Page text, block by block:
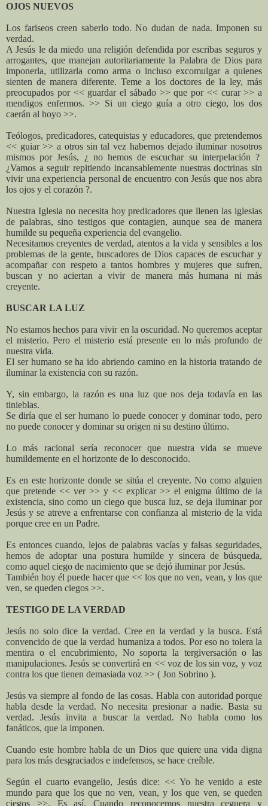
OJOS NUEVOS
Los fariseos creen saberlo todo. No dudan de nada. Imponen su
verdad.
A Jesús le da miedo una religión defendida por escribas seguros y
arrogantes, que manejan autoritariamente la Palabra de Dios para
imponerla, utilizarla como arma o incluso excomulgar a quienes
sienten de manera diferente. Teme a los doctores de la ley, más
preocupados por << guardar el sábado >> que por << curar >> a
mendigos enfermos. >> Si un ciego guía a otro ciego, los dos
caerán al hoyo >>.
Teólogos, predicadores, catequistas y educadores, que pretendemos
<< guiar >> a otros sin tal vez habernos dejado iluminar nosotros
mismos por Jesús, ¿ no hemos de escuchar su interpelación ?
¿Vamos a seguir repitiendo incansablemente nuestras doctrinas sin
vivir una experiencia personal de encuentro con Jesús que nos abra
los ojos y el corazón ?.
Nuestra Iglesia no necesita hoy predicadores que llenen las iglesias
de palabras, sino testigos que contagien, aunque sea de manera
humilde su pequeña experiencia del evangelio.
Necesitamos creyentes de verdad, atentos a la vida y sensibles a los
problemas de la gente, buscadores de Dios capaces de escuchar y
acompañar con respeto a tantos hombres y mujeres que sufren,
buscan y no aciertan a vivir de manera más humana ni más
creyente.
BUSCAR LA LUZ
No estamos hechos para vivir en la oscuridad. No queremos aceptar
el misterio. Pero el misterio está presente en lo más profundo de
nuestra vida.
El ser humano se ha ido abriendo camino en la historia tratando de
iluminar la existencia con su razón.
Y, sin embargo, la razón es una luz que nos deja todavía en las
tinieblas.
Se diría que el ser humano lo puede conocer y dominar todo, pero
no puede conocer y dominar su origen ni su destino último.
Lo más racional sería reconocer que nuestra vida se mueve
humildemente en el horizonte de lo desconocido.
Es en este horizonte donde se sitúa el creyente. No como alguien
que pretende << ver >> y << explicar >> el enigma último de la
existencia, sino como un ciego que busca luz, se deja iluminar por
Jesús y se atreve a enfrentarse con confianza al misterio de la vida
porque cree en un Padre.
Es entonces cuando, lejos de palabras vacías y falsas seguridades,
hemos de adoptar una postura humilde y sincera de búsqueda,
como aquel ciego de nacimiento que se dejó iluminar por Jesús.
También hoy él puede hacer que << los que no ven, vean, y los que
ven, se queden ciegos >>.
TESTIGO DE LA VERDAD
Jesús no solo dice la verdad. Cree en la verdad y la busca. Está
convencido de que la verdad humaniza a todos. Por eso no tolera la
mentira o el encubrimiento, No soporta la tergiversación o las
manipulaciones. Jesús se convertirá en << voz de los sin voz, y voz
contra los que tienen demasiada voz >> ( Jon Sobrino ).
Jesús va siempre al fondo de las cosas. Habla con autoridad porque
habla desde la verdad. No necesita presionar a nadie. Basta su
verdad. Jesús invita a buscar la verdad. No habla como los
fanáticos, que la imponen.
Cuando este hombre habla de un Dios que quiere una vida digna
para los más desgraciados e indefensos, se hace creíble.
Según el cuarto evangelio, Jesús dice: << Yo he venido a este
mundo para que los que no ven, vean, y los que ven, se queden
ciegos >>. Es así. Cuando reconocemos nuestra ceguera y